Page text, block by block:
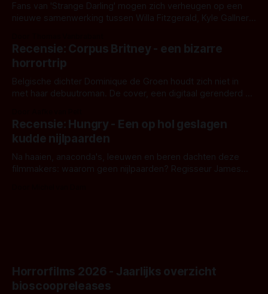
Fans van 'Strange Darling' mogen zich verheugen op een
nieuwe samenwerking tussen Willa Fitzgerald, Kyle Gallner
'Skeletons', een nieuwe creature feature waarvoor de
opnames zijn gestart in Australië.
Recensie: Corpus Britney - een bizarre
horrortrip
Belgische dichter Dominique de Groen houdt zich niet in
met haar debuutroman. De cover, een digitaal gerenderd en
achtergrond, belooft iets kleurrijks maar onheilspellends,
iets ongrijpbaars. En dat maakt De Groen met ieder woord
waar.
Recensie: Hungry - Een op hol geslagen
kudde nijlpaarden
Na haaien, anaconda's, leeuwen en beren dachten deze
filmmakers: waarom geen nijlpaarden? Regisseur James
Horrorfilms 2026 - Jaarlijks overzicht
bioscoopreleases